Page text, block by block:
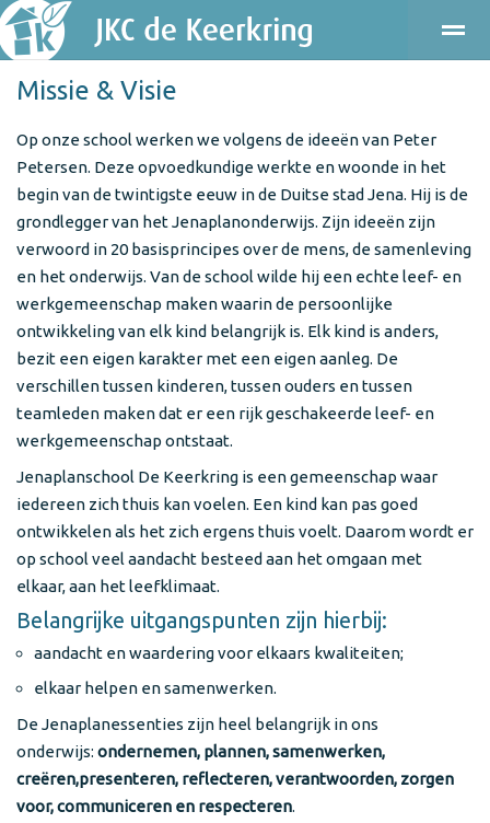
ONDERWIJS KINDEROPVANG
Bellen E-mail Agenda Locatie
Missie & Visie
Op onze school werken we volgens de ideeën van Peter
Petersen. Deze opvoedkundige werkte en woonde in het
begin van de twintigste eeuw in de Duitse stad Jena. Hij is de
grondlegger van het Jenaplanonderwijs. Zijn ideeën zijn
verwoord in 20 basisprincipes over de mens, de samenleving
en het onderwijs. Van de school wilde hij een echte leef- en
werkgemeenschap maken waarin de persoonlijke
ontwikkeling van elk kind belangrijk is. Elk kind is anders,
bezit een eigen karakter met een eigen aanleg. De
verschillen tussen kinderen, tussen ouders en tussen
teamleden maken dat er een rijk geschakeerde leef- en
werkgemeenschap ontstaat.
Jenaplanschool De Keerkring is een gemeenschap waar
iedereen zich thuis kan voelen. Een kind kan pas goed
ontwikkelen als het zich ergens thuis voelt. Daarom wordt er
op school veel aandacht besteed aan het omgaan met
elkaar, aan het leefklimaat.
Belangrijke uitgangspunten zijn hierbij:
aandacht en waardering voor elkaars kwaliteiten;
elkaar helpen en samenwerken.
De Jenaplanessenties zijn heel belangrijk in ons
onderwijs: ondernemen, plannen, samenwerken,
creëren,presenteren, reflecteren, verantwoorden, zorgen
voor, communiceren en respecteren.